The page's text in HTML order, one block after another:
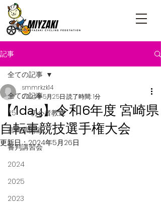
記事
全ての記事
R5 初心者教室
宮崎県開催
審判講習会
2024
2025
2023
全ての記事
【1day】令和6年度 宮崎県
自転車競技選手権大会
smmrkzk14
2024年5月25日 読了時間: 1分
更新日：2024年5月26日